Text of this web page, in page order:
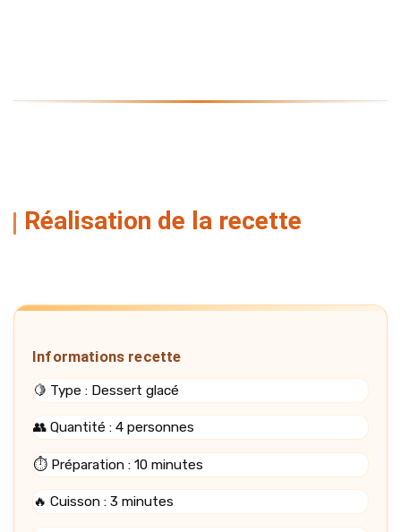
Réalisation de la recette
Informations recette
🍋 Type : Dessert glacé
👥 Quantité : 4 personnes
⏱️ Préparation : 10 minutes
🔥 Cuisson : 3 minutes